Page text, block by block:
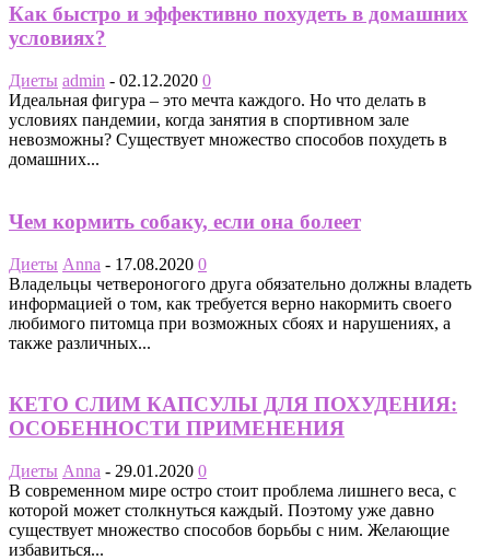
Как быстро и эффективно похудеть в домашних
условиях?
Диеты admin - 02.12.2020 0
Идеальная фигура – это мечта каждого. Но что делать в
условиях пандемии, когда занятия в спортивном зале
невозможны? Существует множество способов похудеть в
домашних...
Чем кормить собаку, если она болеет
Диеты Anna - 17.08.2020 0
Владельцы четвероногого друга обязательно должны владеть
информацией о том, как требуется верно накормить своего
любимого питомца при возможных сбоях и нарушениях, а
также различных...
КЕТО СЛИМ КАПСУЛЫ ДЛЯ ПОХУДЕНИЯ:
ОСОБЕННОСТИ ПРИМЕНЕНИЯ
Диеты Anna - 29.01.2020 0
В современном мире остро стоит проблема лишнего веса, с
которой может столкнуться каждый. Поэтому уже давно
существует множество способов борьбы с ним. Желающие
избавиться...